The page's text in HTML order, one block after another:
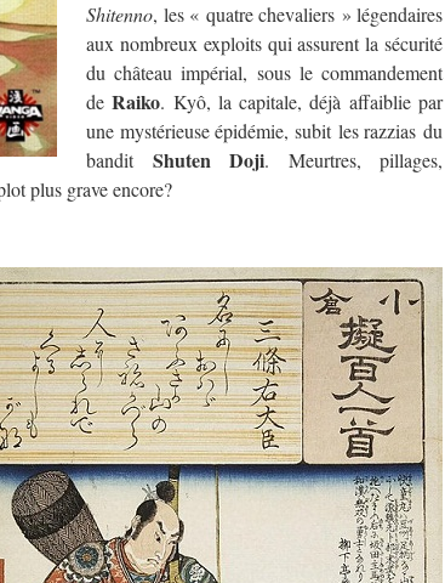
Shitenno, les « quatre chevaliers » légendaires
aux nombreux exploits qui assurent la sécurité
du château impérial, sous le commandement
deRaiko. Kyô, la capitale, déjà affaiblie par
une mystérieuse épidémie, subit les razzias du
bandit Shuten Doji. Meurtres, pillages,
plus grave encore?